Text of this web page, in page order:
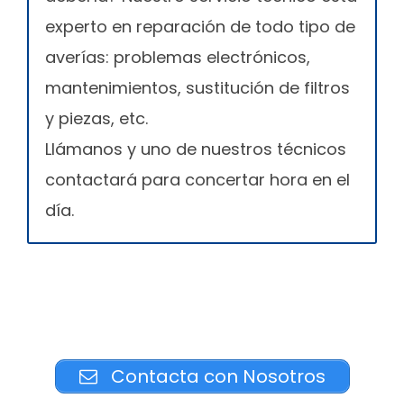
experto en reparación de todo tipo de
averías: problemas electrónicos,
mantenimientos, sustitución de filtros
y piezas, etc.
Llámanos y uno de nuestros técnicos
contactará para concertar hora en el
día.
Contacta con Nosotros